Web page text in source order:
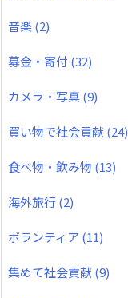
音楽(2)
募金・寄付 (32)
カメラ・写真(9)
買い物で社会貢献 (24)
食べ物・飲み物 (13)
海外旅行(2)
ボランティア (11)
集めて社会貢献 (9)